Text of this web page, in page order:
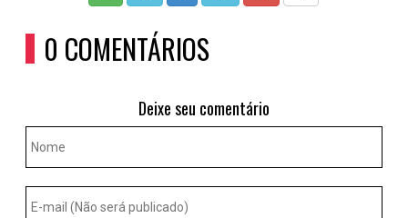
0 COMENTÁRIOS
Deixe seu comentário